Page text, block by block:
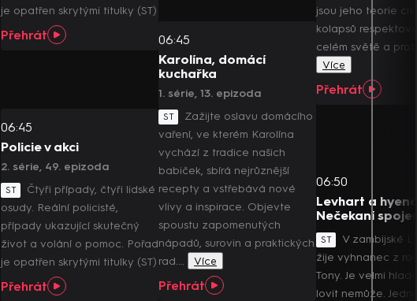
je opatřen skrytými titulky (ST)
Přehrát
06:45
Policie v akci
2. série, 49. epizoda
ST
Čtyři případy, čtyři lidské
osudy. Reální policisté,
případy ukazující skutečný
život a volání o pomoc. Pořad
je opatřen skrytými titulky (ST)
Přehrát
06:45
Karolína, domácí
kuchařka
1. série, 13. epizoda
ST
Zažijte oslavu domácího
vaření, ve kterém Karolína
vychází z tradice našich
babiček, sbírá nejrůznější
recepty a vstřebává nové
vlivy a inspirace. Objevte
spoustu zapomenutých
nápadů, surovin a praktických
rad.…
Více
Přehrát
jsou jeho teorie
kolapsů
celém světě a
Více
Přehrát
06:50
Levhart a
Nečekaní
ST
V zambijské
žije vyhnanec z
Tony. Je velmi
lovit nemůže.